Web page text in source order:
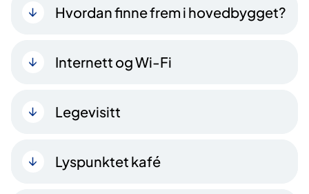
Hvordan finne frem i hovedbygget?
Internett og Wi-Fi
Legevisitt
Lyspunktet kafé